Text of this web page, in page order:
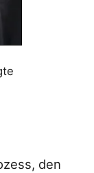
den